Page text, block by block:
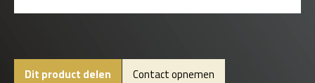
Dit product delen Contact opnemen